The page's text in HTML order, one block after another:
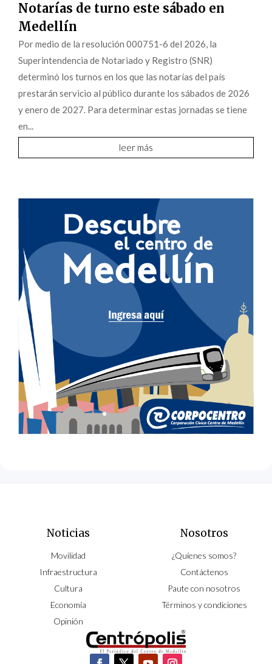
Notarías de turno este sábado en
Medellín
Por medio de la resolución 000751-6 del 2026, la
Superintendencia de Notariado y Registro (SNR)
determinó los turnos en los que las notarías del país
prestarán servicio al público durante los sábados de 2026
y enero de 2027. Para determinar estas jornadas se tiene
en...
leer más
Noticias
Movilidad
Infraestructura
Cultura
Economía
Opinión
Nosotros
¿Quíenes somos?
Contáctenos
Paute con nosotros
Términos y condiciones